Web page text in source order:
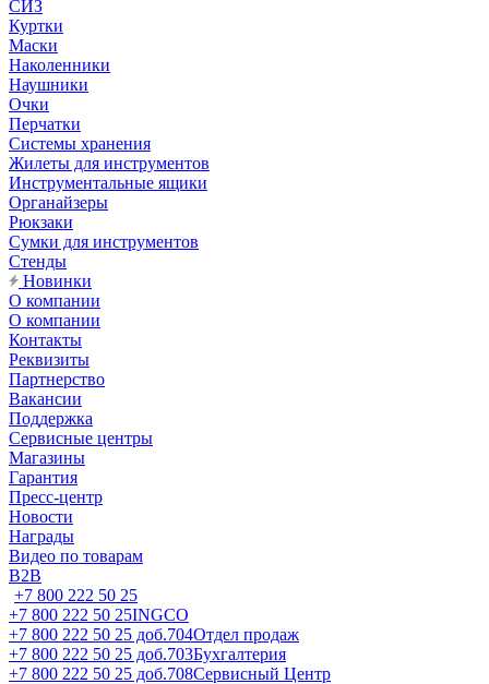
СИЗ
Куртки
Маски
Наколенники
Наушники
Очки
Перчатки
Системы хранения
Жилеты для инструментов
Инструментальные ящики
Органайзеры
Рюкзаки
Сумки для инструментов
Стенды
Новинки
О компании
О компании
Контакты
Реквизиты
Партнерство
Вакансии
Поддержка
Сервисные центры
Магазины
Гарантия
Пресс-центр
Новости
Награды
Видео по товарам
B2B
+7 800 222 50 25
+7 800 222 50 25INGCO
+7 800 222 50 25 доб.704Отдел продаж
+7 800 222 50 25 доб.703Бухгалтерия
+7 800 222 50 25 доб.708Сервисный Центр